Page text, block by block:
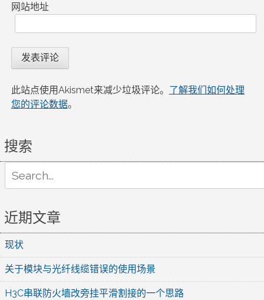
网站地址
此站点使用Akismet来减少垃圾评论。 了解我们如何处理
您的评论数据。
搜索
for:
近期文章
现状
关于模块与光纤线缆错误的使用场景
H3C串联防火墙改旁挂平滑割接的一个思路